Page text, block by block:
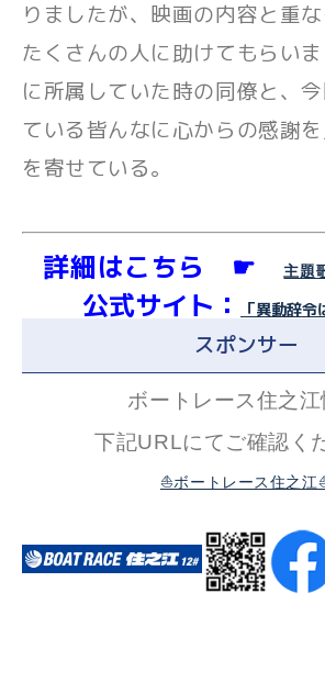
りましたが、映画の内容と重
たくさんの人に助けてもらい
に所属していた時の同僚と、
ている皆んなに心からの感謝
を寄せている。
詳細はこちら ☛主題
公式サイト： 「異動辞令
スポンサー
ボートレース住之江
下記URLにてご確認く
⛵ボートレース住之江